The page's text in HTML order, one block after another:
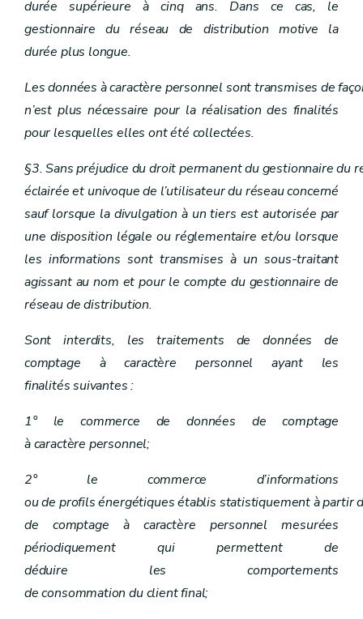
durée supérieure à cinq ans. Dans ce cas, le
gestionnaire du réseau de distribution motive la
durée plus longue.
Les données à caractère personnel sont transmises de
n’est plus nécessaire pour la réalisation des finalités
pour lesquelles elles ont été collectées.
§3. Sans préjudice du droit permanent du gestionnaire du
éclairée et univoque de l’utilisateur du réseau concerné
sauf lorsque la divulgation à un tiers est autorisée par
une disposition légale ou réglementaire et/ou lorsque
les informations sont transmises à un sous-traitant
agissant au nom et pour le compte du gestionnaire de
réseau de distribution.
Sont interdits, les traitements de données de
comptage à caractère personnel ayant les
finalités suivantes :
1° le commerce de données de comptage
à caractère personnel;
2° le commerce d’informations
ou de profils énergétiques établis statistiquement à partir
de comptage à caractère personnel mesurées
périodiquement qui permettent de
déduire les comportements
de consommation du client final;